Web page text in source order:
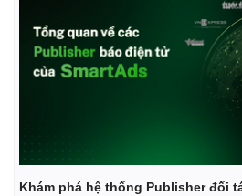
Bất động sản
Khởi nghiệp
Tỷ
Khám phá hệ thống Publisher đối